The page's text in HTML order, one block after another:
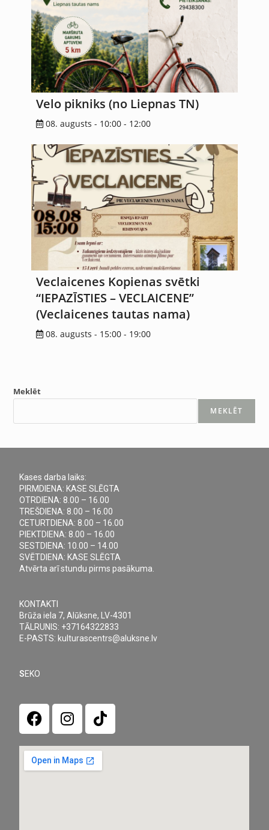
Velo pikniks (no Liepnas TN)
08. augusts - 10:00 - 12:00
Veclaicenes Kopienas svētki
“IEPAZĪSTIES – VECLAICENE”
(Veclaicenes tautas nama)
08. augusts - 15:00 - 19:00
Meklēt
MEKLĒT
Kases darba laiks:
PIRMDIENA: KASE SLĒGTA
OTRDIENA: 8.00 – 16.00
TREŠDIENA: 8.00 – 16.00
CETURTDIENA: 8.00 – 16.00
PIEKTDIENA: 8.00 – 16.00
SESTDIENA: 10.00 – 14.00
SVĒTDIENA: KASE SLĒGTA
Atvērta arī stundu pirms pasākuma.
KONTAKTI
Brūža iela 7, Alūksne, LV-4301
TĀLRUNIS: +37164322833
E-PASTS: kulturascentrs@aluksne.lv
SEKO